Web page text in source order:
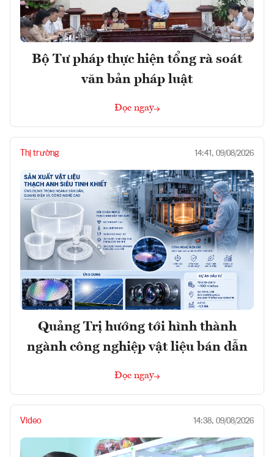
Bộ Tư pháp thực hiện tổng rà soát
văn bản pháp luật
Đọc ngay
Thị trường 14:41, 09/08/2026
Quảng Trị hướng tới hình thành
ngành công nghiệp vật liệu bán dẫn
Đọc ngay
Video 14:38, 09/08/2026